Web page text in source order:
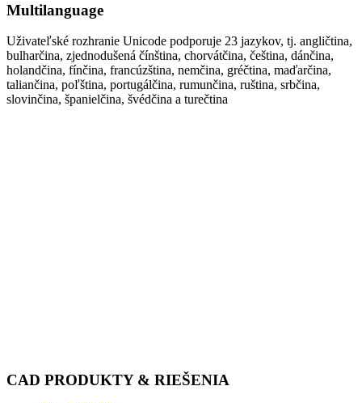
Multilanguage
Uživateľské rozhranie Unicode podporuje 23 jazykov, tj. angličtina,
bulharčina, zjednodušená čínština, chorvátčina, čeština, dánčina,
holandčina, fínčina, francúzština, nemčina, gréčtina, maďarčina,
taliančina, poľština, portugálčina, rumunčina, ruština, srbčina,
slovinčina, španielčina, švédčina a turečtina
CAD PRODUKTY & RIEŠENIA